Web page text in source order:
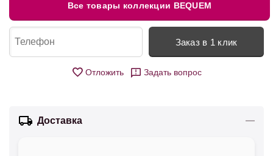
Все товары коллекции BEQUEM
Заказ в 1 клик
Отложить Задать вопрос
Доставка